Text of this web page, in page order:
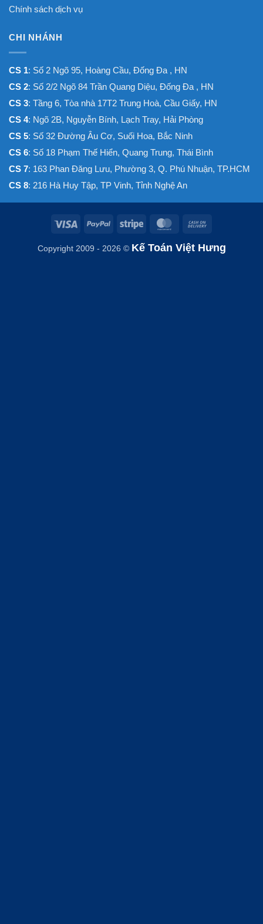
Chính sách dịch vụ
CHI NHÁNH
CS 1: Số 2 Ngõ 95, Hoàng Cầu, Đống Đa , HN
CS 2: Số 2/2 Ngõ 84 Trần Quang Diệu, Đống Đa , HN
CS 3: Tầng 6, Tòa nhà 17T2 Trung Hoà, Cầu Giấy, HN
CS 4: Ngõ 2B, Nguyễn Bính, Lạch Tray, Hải Phòng
CS 5: Số 32 Đường Âu Cơ, Suối Hoa, Bắc Ninh
CS 6: Số 18 Phạm Thế Hiển, Quang Trung, Thái Bình
CS 7: 163 Phan Đăng Lưu, Phường 3, Q. Phú Nhuận, TP.HCM
CS 8: 216 Hà Huy Tập, TP Vinh, Tỉnh Nghệ An
Visa PayPal Stripe MasterCard
Delivery
Copyright 2009 - 2026 © Kế Toán Việt Hưng